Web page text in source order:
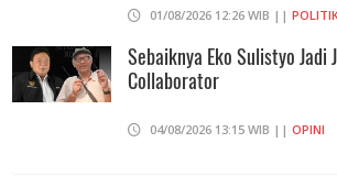
01/08/2026 12:26 WIB ||
Sebaiknya Eko Sulistyo Jadi
Collaborator
04/08/2026 13:15 WIB || OPINI